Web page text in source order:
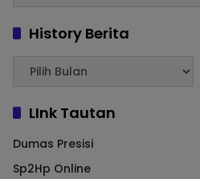
History Berita
LInk Tautan
Dumas Presisi
Sp2Hp Online